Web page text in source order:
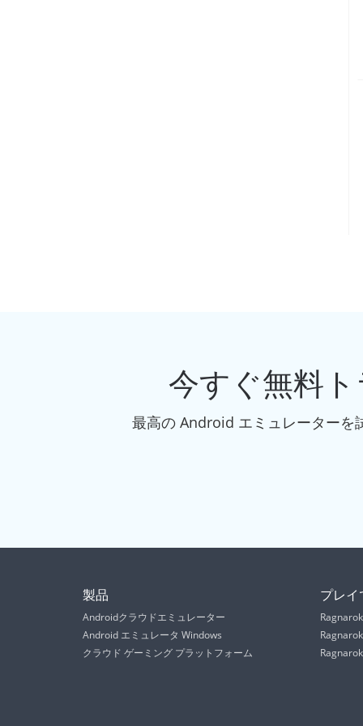
今すぐ無料
最高の Android エミュレーターを
製品
Androidクラウドエミュレーター
Android エミュレータ Windows
クラウド ゲーミング プラットフォーム
プレ